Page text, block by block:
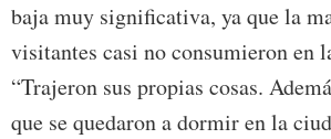
baja muy significativa, ya que la
visitantes casi no consumieron en
“Trajeron sus propias cosas.
que se quedaron a dormir en la